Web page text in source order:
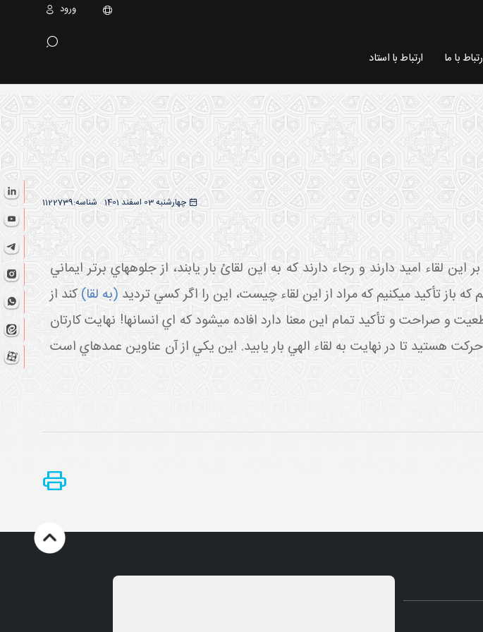
ورود
با ما ارتباط با استاد
چهارشنبه 03 اسفند 1401 1122739شناسه:
اميد دارند و رجاء دارند که به اين لقائ بار يابند، از جلوه هاي برتر ايماني
باز تأکيد مي کنيم که مراد از اين لقاء چيست، اين را اگر کسي ترديد (به لقا) کند از
و صراحت و تأکيد تمام اين معنا دارد افاده مي شود که اي انسان ها! نهايت کارتان
هستيد تا در نهايت به لقاء الهي بار يابيد. اين يکي از آن عناوين عمده اي است